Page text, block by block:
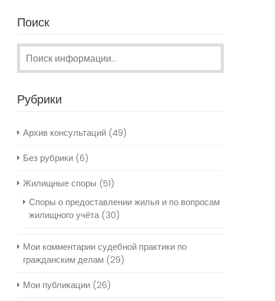
Поиск
Рубрики
Архив консультаций (49)
Без рубрики (6)
Жилищные споры (51)
Споры о предоставлении жилья и по вопросам
жилищного учёта(30)
Мои комментарии судебной практики по
гражданским делам (29)
Мои публикации (26)